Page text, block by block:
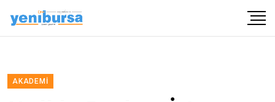
AKADEMI